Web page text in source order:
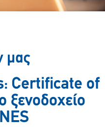
μας
Certificate of
ξενοδοχείο